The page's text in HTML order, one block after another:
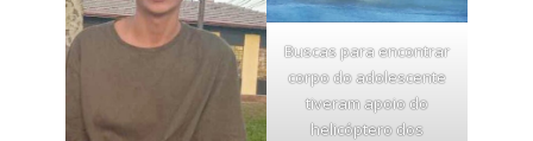
Buscas para encontrar
corpo do adolescente
tiveram apoio do
helicóptero dos